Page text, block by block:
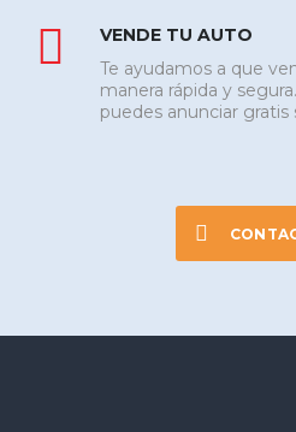
VENDE TU AUTO
Te ayudamos a que
manera rápida y
puedes anunciar gratis